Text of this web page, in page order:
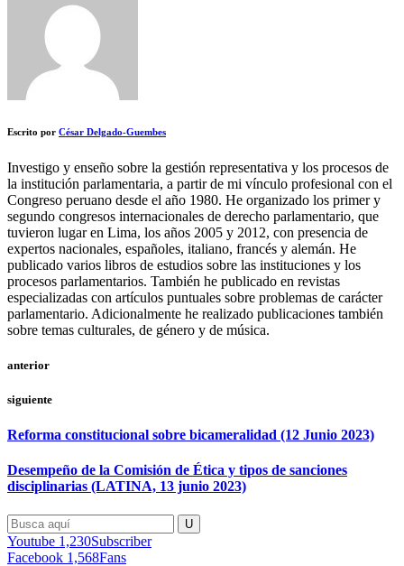
Escrito por César Delgado-Guembes
Investigo y enseño sobre la gestión representativa y los procesos de
la institución parlamentaria, a partir de mi vínculo profesional con el
Congreso peruano desde el año 1980. He organizado los primer y
segundo congresos internacionales de derecho parlamentario, que
tuvieron lugar en Lima, los años 2005 y 2012, con presencia de
expertos nacionales, españoles, italiano, francés y alemán. He
publicado varios libros de estudios sobre las instituciones y los
procesos parlamentarios. También he publicado en revistas
especializadas con artículos puntuales sobre problemas de carácter
parlamentario. Adicionalmente he realizado publicaciones también
sobre temas culturales, de género y de música.
anterior
siguiente
Reforma constitucional sobre bicameralidad (12 Junio 2023)
Desempeño de la Comisión de Ética y tipos de sanciones
disciplinarias (LATINA, 13 junio 2023)
Youtube 1,230Subscriber
Facebook 1,568Fans